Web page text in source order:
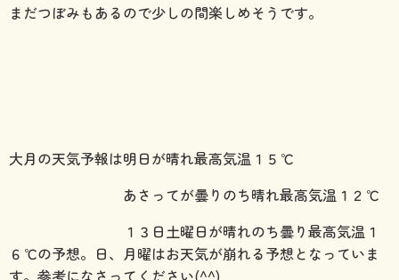
まだつぼみもあるので少しの間楽しめそうです。
大月の天気予報は明日が晴れ最高気温１５℃
あさってが曇りのち晴れ最高気温１２℃
１３日土曜日が晴れのち曇り最高気温１
６℃の予想。日、月曜はお天気が崩れる予想となっていま
す。参考になさってください(^^)